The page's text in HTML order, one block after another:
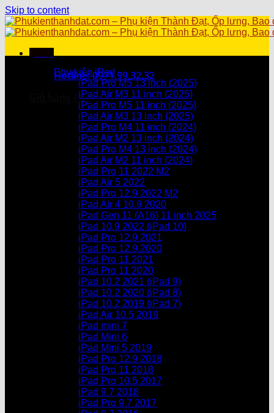
Skip to content
Hotline: 0971.99.32.32
Giỏ hàng /0₫
Chưa có sản phẩm trong giỏ hàng.
Chưa có sản phẩm trong giỏ hàng.
Danh mục sản phẩm
Phụ kiện iPad
iPad Pro M5 13 inch (2025)
iPad Air M3 11 inch (2025)
iPad Pro M5 11 inch (2025)
iPad Air M3 13 inch (2025)
iPad Pro M4 11 inch (2024)
iPad Air M2 13 inch (2024)
iPad Pro M4 13 inch (2024)
iPad Air M2 11 inch (2024)
iPad Pro 11 2022 M2
iPad Air 5 2022
iPad Pro 12.9 2022 M2
iPad Air 4 10.9 2020
iPad Gen 11 (A16) 11 inch 2025
iPad 10.9 2022 (iPad 10)
iPad Pro 12.9 2021
iPad Pro 12.9.2020
iPad Pro 11 2021
iPad Pro 11 2020
iPad 10.2 2021 (iPad 9)
iPad 10.2 2020 (iPad 8)
iPad 10.2 2019 (iPad 7)
iPad Air 10.5 2019
iPad mini 7
iPad Mini 6
iPad Mini 5 2019
iPad Pro 12.9 2018
iPad Pro 11 2018
iPad Pro 10.5 2017
iPad 9.7 2018
iPad Pro 9.7 2017